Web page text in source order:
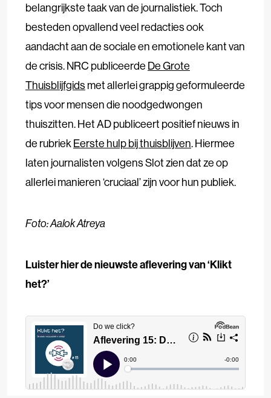
belangrijkste taak van de journalistiek. Toch
besteden opvallend veel redacties ook
aandacht aan de sociale en emotionele kant van
de crisis. NRC publiceerde De Grote
Thuisblijfgidsmet allerlei grappig geformuleerde
tips voor mensen die noodgedwongen
thuiszitten. Het AD publiceert positief nieuws in
de rubriekEerste hulp bij thuisblijven. Hiermee
laten journalisten volgens Slot zien dat ze op
allerlei manieren ‘cruciaal’ zijn voor hun publiek.
Foto: Aalok Atreya
Luister hier de nieuwste aflevering van ‘Klikt
het?’